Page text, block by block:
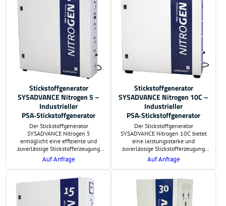
Stickstoffgenerator
SYSADVANCE Nitrogen 5 –
Industrieller
PSA‑Stickstoffgenerator
Der Stickstoffgenerator
SYSADVANCE Nitrogen 5
ermöglicht eine effiziente und
zuverlässige Stickstofferzeugung
direkt am Einsatzort. Auf Wunsch
übernehmen wir die Lieferung und
schlüsselfertige Montage. Preis und
Lieferzeit sind auf Anfrage.
Zusätzlich bieten wir eine
Berechnung der
Investitionsrentabilität an.
Auf Anfrage
Stickstoffgenerator
SYSADVANCE Nitrogen 10C –
Industrieller
PSA‑Stickstoffgenerator
Der Stickstoffgenerator
SYSADVANCE Nitrogen 10C bietet
eine leistungsstarke und
zuverlässige Stickstofferzeugung
direkt am Einsatzort. Auf Wunsch
übernehmen wir die Lieferung und
schlüsselfertige Montage. Preis und
Lieferzeit sind auf Anfrage.
Zusätzlich erstellen wir eine
Berechnung der
Investitionsrentabilität.
Auf Anfrage